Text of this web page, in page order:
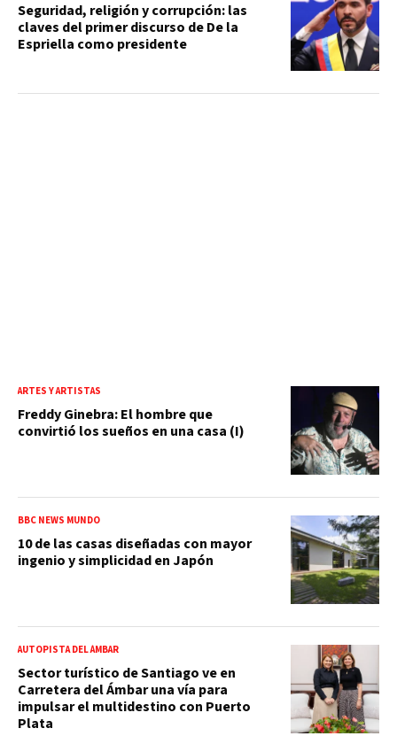
Seguridad, religión y corrupción: las
claves del primer discurso de De la
Espriella como presidente
ARTES Y ARTISTAS
Freddy Ginebra: El hombre que
convirtió los sueños en una casa (I)
BBC NEWS MUNDO
10 de las casas diseñadas con mayor
ingenio y simplicidad en Japón
AUTOPISTA DEL ÁMBAR
Sector turístico de Santiago ve en
Carretera del Ámbar una vía para
impulsar el multidestino con Puerto
Plata